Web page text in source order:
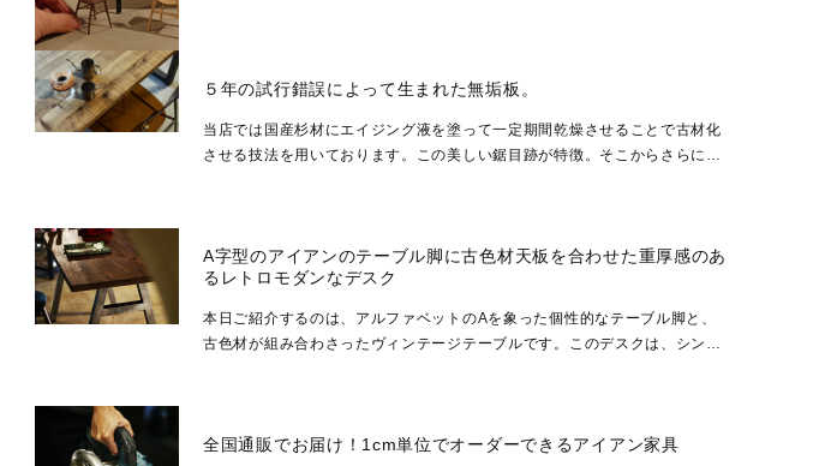
５年の試行錯誤によって生まれた無垢板。
当店では国産杉材にエイジング液を塗って一定期間乾燥させることで古材化
させる技法を用いております。この美しい鋸目跡が特徴。そこからさらに、
A字型のアイアンのテーブル脚に古色材天板を合わせた重厚感のあ
るレトロモダンなデスク
本日ご紹介するのは、アルファベットのAを象った個性的なテーブル脚と、
古色材が組み合わさったヴィンテージテーブルです。このデスクは、シンプ
全国通販でお届け！1cm単位でオーダーできるアイアン家具